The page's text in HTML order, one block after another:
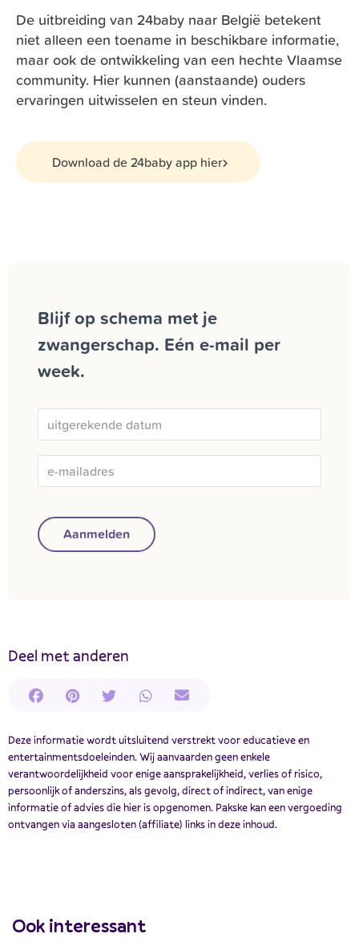
De uitbreiding van 24baby naar België betekent
niet alleen een toename in beschikbare informatie,
maar ook de ontwikkeling van een hechte Vlaamse
community. Hier kunnen (aanstaande) ouders
ervaringen uitwisselen en steun vinden.
Download de 24baby app hier
Blijf op schema met je
zwangerschap. Eén e-mail per
week.
Aanmelden
Deel met anderen
Deze informatie wordt uitsluitend verstrekt voor educatieve en
entertainmentsdoeleinden. Wij aanvaarden geen enkele
verantwoordelijkheid voor enige aansprakelijkheid, verlies of risico,
persoonlijk of anderszins, als gevolg, direct of indirect, van enige
informatie of advies die hier is opgenomen. Pakske kan een vergoeding
ontvangen via aangesloten (affiliate) links in deze inhoud.
Ook interessant